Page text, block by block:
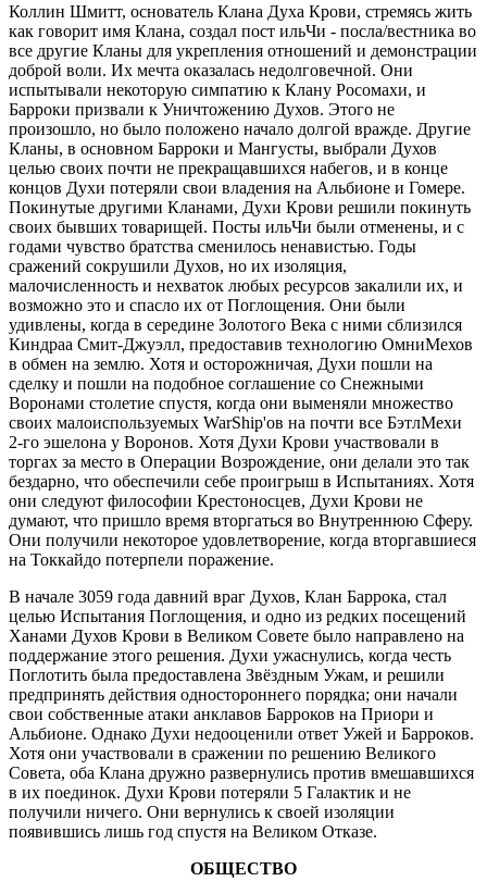
Коллин Шмитт, основатель Клана Духа Крови, стремясь жить
как говорит имя Клана, создал пост ильЧи - посла/вестника во
все другие Кланы для укрепления отношений и демонстрации
доброй воли. Их мечта оказалась недолговечной. Они
испытывали некоторую симпатию к Клану Росомахи, и
Барроки призвали к Уничтожению Духов. Этого не
произошло, но было положено начало долгой вражде. Другие
Кланы, в основном Барроки и Мангусты, выбрали Духов
целью своих почти не прекращавшихся набегов, и в конце
концов Духи потеряли свои владения на Альбионе и Гомере.
Покинутые другими Кланами, Духи Крови решили покинуть
своих бывших товарищей. Посты ильЧи были отменены, и с
годами чувство братства сменилось ненавистью. Годы
сражений сокрушили Духов, но их изоляция,
малочисленность и нехваток любых ресурсов закалили их, и
возможно это и спасло их от Поглощения. Они были
удивлены, когда в середине Золотого Века с ними сблизился
Киндраа Смит-Джуэлл, предоставив технологию ОмниМехов
в обмен на землю. Хотя и осторожничая, Духи пошли на
сделку и пошли на подобное соглашение со Снежными
Воронами столетие спустя, когда они выменяли множество
своих малоиспользуемых WarShip'ов на почти все БэтлМехи
2-го эшелона у Воронов. Хотя Духи Крови участвовали в
торгах за место в Операции Возрождение, они делали это так
бездарно, что обеспечили себе проигрыш в Испытаниях. Хотя
они следуют философии Крестоносцев, Духи Крови не
думают, что пришло время вторгаться во Внутреннюю Сферу.
Они получили некоторое удовлетворение, когда вторгавшиеся
на Токкайдо потерпели поражение.
В начале 3059 года давний враг Духов, Клан Баррока, стал
целью Испытания Поглощения, и одно из редких посещений
Ханами Духов Крови в Великом Совете было направлено на
поддержание этого решения. Духи ужаснулись, когда честь
Поглотить была предоставлена Звёздным Ужам, и решили
предпринять действия одностороннего порядка; они начали
свои собственные атаки анклавов Барроков на Приори и
Альбионе. Однако Духи недооценили ответ Ужей и Барроков.
Хотя они участвовали в сражении по решению Великого
Совета, оба Клана дружно развернулись против вмешавшихся
в их поединок. Духи Крови потеряли 5 Галактик и не
получили ничего. Они вернулись к своей изоляции
появившись лишь год спустя на Великом Отказе.
ОБЩЕСТВО